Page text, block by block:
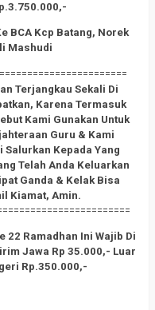
BCA Kcp Batang, Norek
Mashudi
Terjangkau Sekali Di
Karena Termasuk
Kami Gunakan Untuk
Guru & Kami
Salurkan Kepada Yang
Telah Anda Keluarkan
Ganda & Kelak Bisa
Kiamat, Amin.
22 Ramadhan Ini Wajib Di
Jawa Rp 35.000,- Luar
Rp.350.000,-